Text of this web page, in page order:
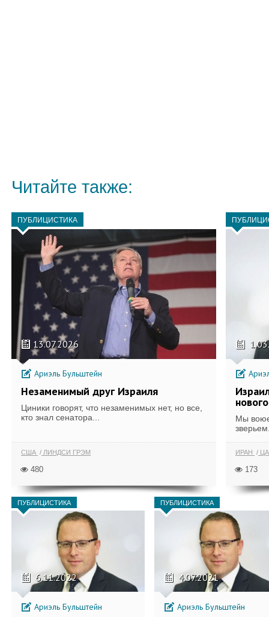
Читайте также:
ПУБЛИЦИСТИКА
13.07.2026
Ариэль Бульштейн
Незаменимый друг Израиля
Циники говорят, что незаменимых нет, но все,
кто знал сенатора...
США ЛИНДСИ ГРЭМ
480
Мы
ИРАН
173
ПУБЛИЦИСТИКА
6.11.2022
Ариэль Бульштейн
ПУБЛИЦИСТИКА
4.07.2021
Ариэль Бульштейн